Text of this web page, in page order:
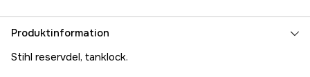
Produktinformation
Stihl reservdel, tanklock.